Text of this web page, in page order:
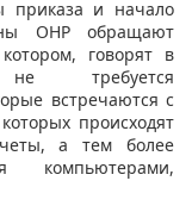
приказа и начало
ОНР обращают
говорят в
требуется
встречаются с
происходят
а тем более
компьютерами,